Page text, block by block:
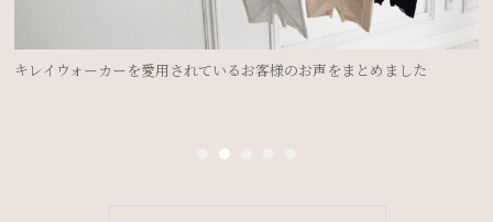
ドレスを着るのにブライダルインナーは必要？②＜ドレスのデザイン別